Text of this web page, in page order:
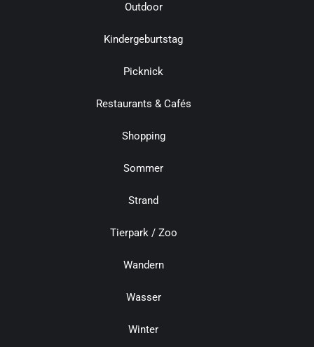
Outdoor
Kindergeburtstag
Picknick
Restaurants & Cafés
Shopping
Sommer
Strand
Tierpark / Zoo
Wandern
Wasser
Winter